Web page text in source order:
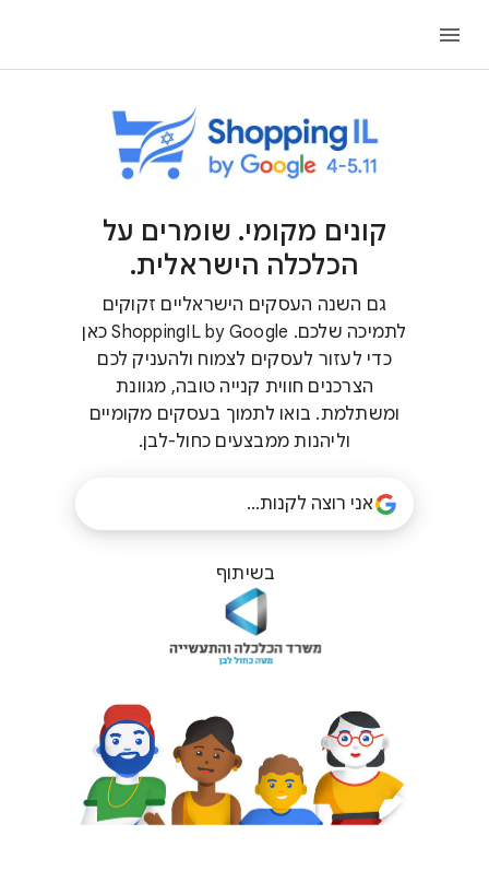
קונים מקומי. שומרים על
הכלכלה הישראלית.
גם השנה העסקים הישראליים זקוקים
לתמיכה שלכם.
ShoppingIL by Google כאן
כדי לעזור לעסקים לצמוח ולהעניק לכם
הצרכנים חווית קנייה טובה, מגוונת
ומשתלמת. בואו לתמוך בעסקים מקומיים
וליהנות ממבצעים כחול-לבן.
בשיתוף